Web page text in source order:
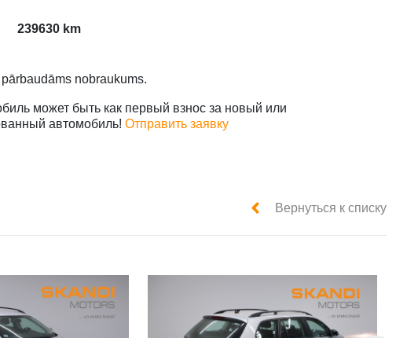
239630 km
nobraukums.
может быть как первый взнос за новый или
автомобиль! Отправить заявку
Вернуться к списку